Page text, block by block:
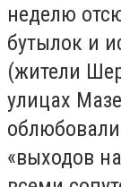
неделю
бутылок и
(жители
улицах
«выходов